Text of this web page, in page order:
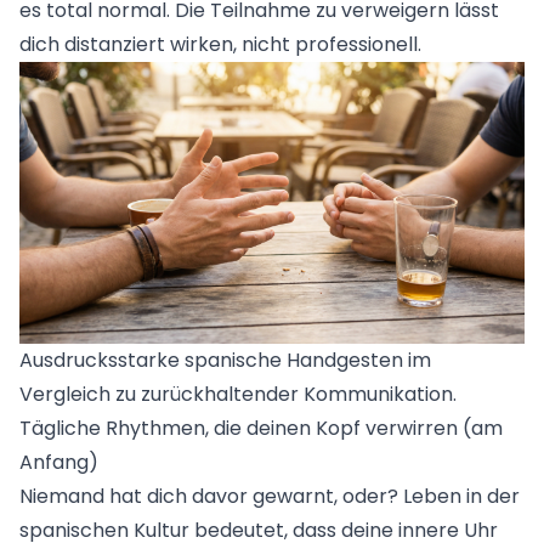
es total normal. Die Teilnahme zu verweigern lässt
dich distanziert wirken, nicht professionell.
Ausdrucksstarke spanische Handgesten im
Vergleich zu zurückhaltender Kommunikation.
Tägliche Rhythmen, die deinen Kopf verwirren (am
Anfang)
Niemand hat dich davor gewarnt, oder? Leben in der
spanischen Kultur bedeutet, dass deine innere Uhr